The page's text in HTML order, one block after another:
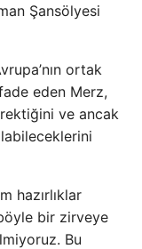
Şansölyesi
ortak
eden Merz,
ve ancak
hazırlıklar
böyle bir zirveye
Bu